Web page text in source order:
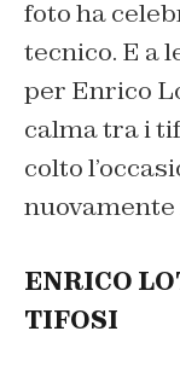
foto ha
tecnico. E a
per Enrico
calma tra i
colto
ENRICO
TIFOSI